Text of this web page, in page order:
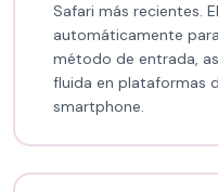
Safari más recientes.
automáticamente
método de entrada,
fluida en plataformas
smartphone.